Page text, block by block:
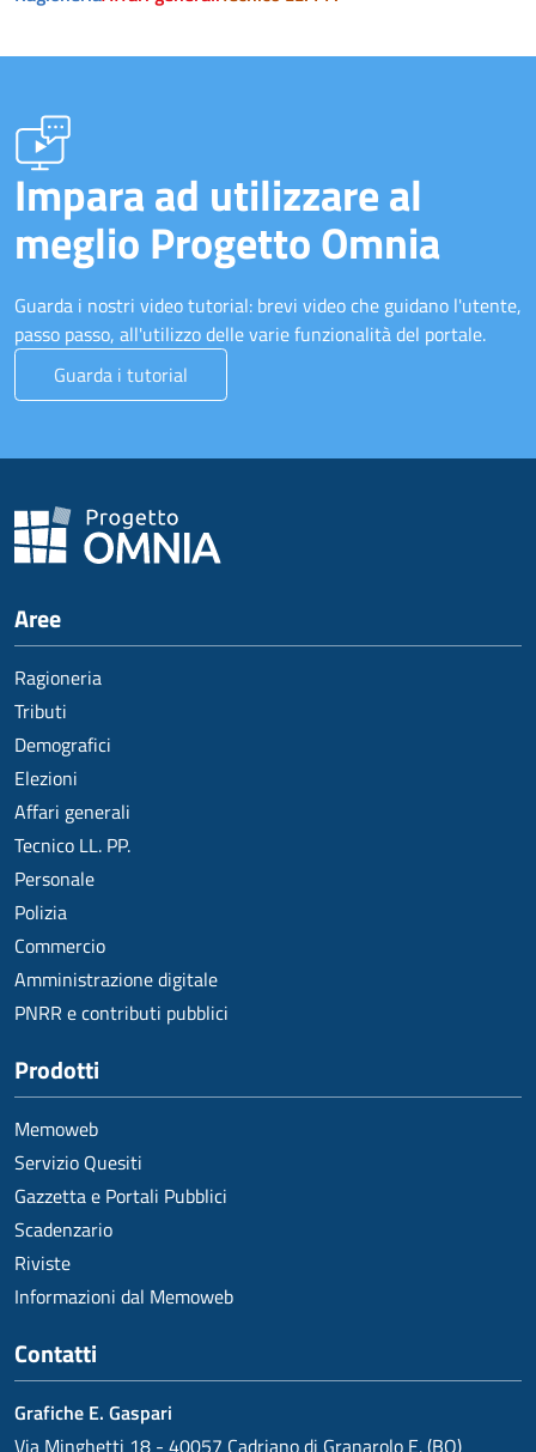
Impara ad utilizzare al
meglio Progetto Omnia
Guarda i nostri video tutorial: brevi video che guidano l'utente,
passo passo, all'utilizzo delle varie funzionalità del portale.
Guarda i tutorial
Aree
Ragioneria
Tributi
Demografici
Elezioni
Affari generali
Tecnico LL. PP.
Personale
Polizia
Commercio
Amministrazione digitale
PNRR e contributi pubblici
Prodotti
Memoweb
Servizio Quesiti
Gazzetta e Portali Pubblici
Scadenzario
Riviste
Informazioni dal Memoweb
Contatti
Grafiche E. Gaspari
Via Minghetti 18 - 40057 Cadriano di Granarolo E. (BO)